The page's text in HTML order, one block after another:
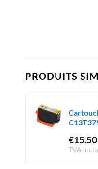
PRODUITS
€15.50
TVA